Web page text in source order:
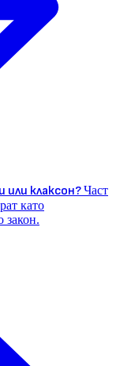
или клаксон?Част
като
закон.